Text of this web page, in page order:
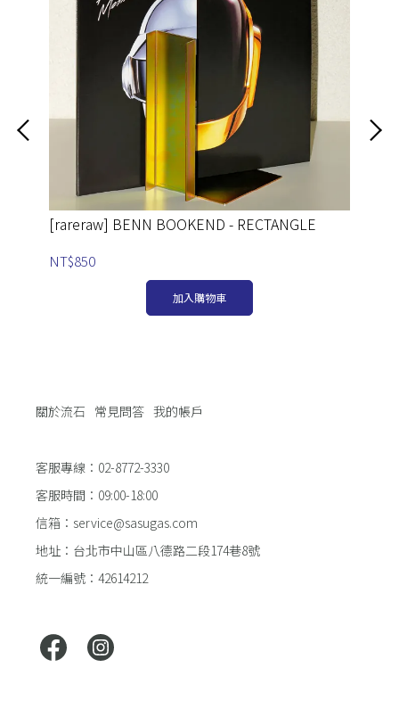
[rareraw] BENN BOOKEND - RECTANGLE
NT$850
加入購物車
關於流石 常見問答 我的帳戶
客服專線：02-8772-3330
客服時間：09:00-18:00
信箱：service@sasugas.com
地址：台北市中山區八德路二段174巷8號
統一編號：42614212